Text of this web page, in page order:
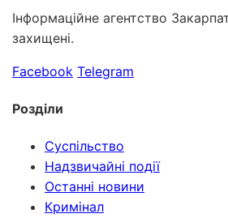
Інформаційне агентство
захищені.
Facebook Telegram
Розділи
Суспільство
Надзвичайні події
Останні новини
Кримінал